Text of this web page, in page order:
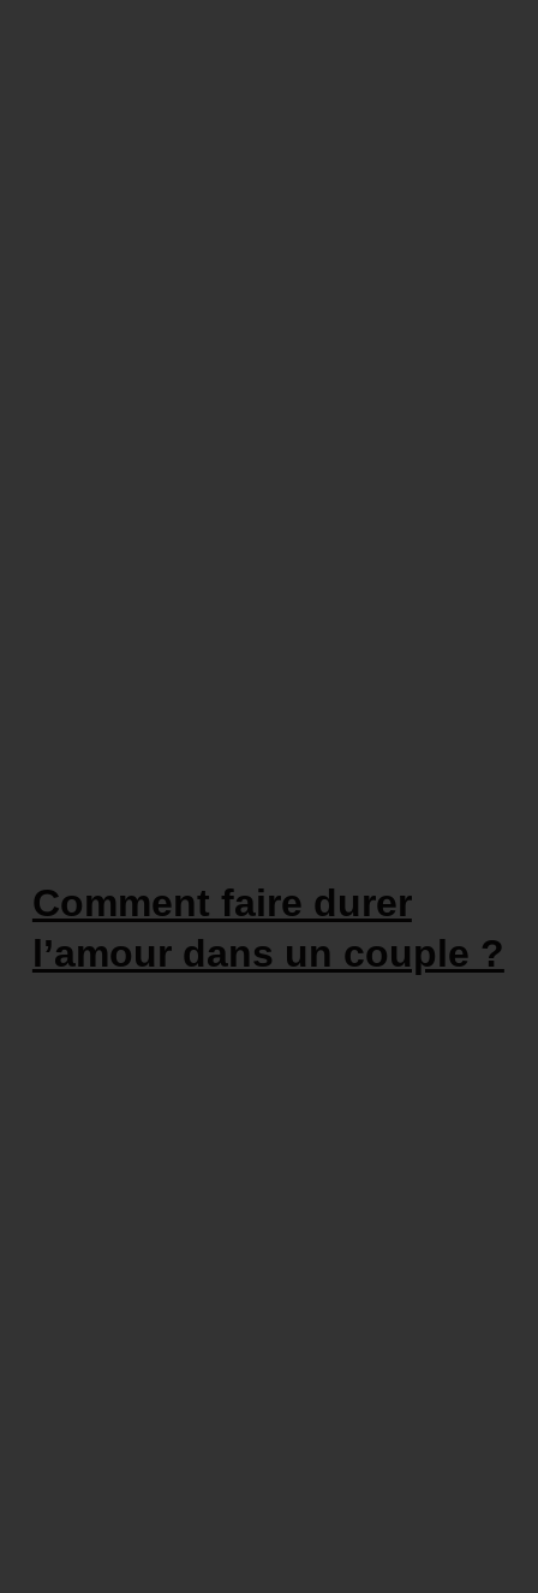
Comment faire durer
l’amour dans un couple ?